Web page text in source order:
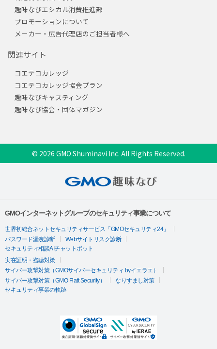
趣味なびエシカル消費推進部
プロモーションについて
メーカー・広告代理店のご担当者様へ
関連サイト
コエテコカレッジ
コエテコカレッジ協会プラン
趣味なびキャスティング
趣味なび協会・団体マガジン
© 2026 GMO Shuminavi Inc. All Rights Reserved.